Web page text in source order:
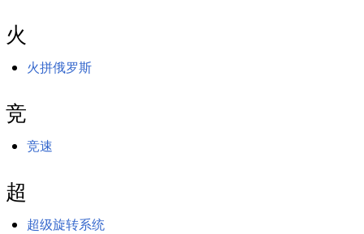
火
火拼俄罗斯
竞
竞速
超
超级旋转系统